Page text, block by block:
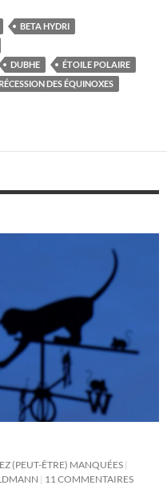
BETA HYDRI
DUBHE
ÉTOILE POLAIRE
DES ÉQUINOXES
(PEUT-ÊTRE) MANQUÉES
11 COMMENTAIRES